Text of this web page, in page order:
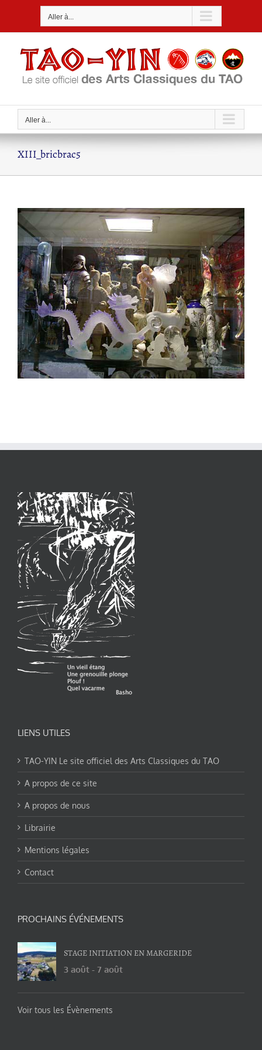
Aller à...
Aller à...
XIII_bricbrac5
LIENS UTILES
TAO-YIN Le site officiel des Arts Classiques du TAO
A propos de ce site
A propos de nous
Librairie
Mentions légales
Contact
PROCHAINS ÉVÉNEMENTS
STAGE INITIATION EN MARGERIDE
3 août - 7 août
Voir tous les Évènements